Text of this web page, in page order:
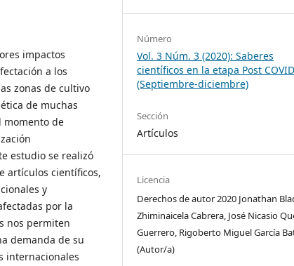
impactos
a los
zonas de cultivo
de muchas
momento de
estudio se realizó
artículos científicos,
y
por la
nos permiten
demanda de su
internacionales
Número
Vol. 3 Núm. 3 (2020): Saberes
científicos en la etapa Post
(Septiembre-diciembre)
Sección
Artículos
Licencia
Derechos de autor 2020 Jonathan
Zhiminaicela Cabrera, José Nicasio
Guerrero, Rigoberto Miguel García
(Autor/a)